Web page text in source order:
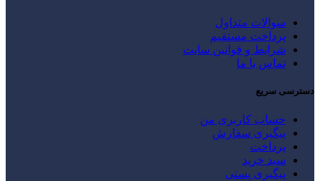
سوالات متداول
پرداخت مستقیم
شرایط و قوانین سایت
تماس با ما
دسترسی سریع
حساب کاربری من
پیگیری سفارش
پرداخت
سبد خرید
پیگیری پستی